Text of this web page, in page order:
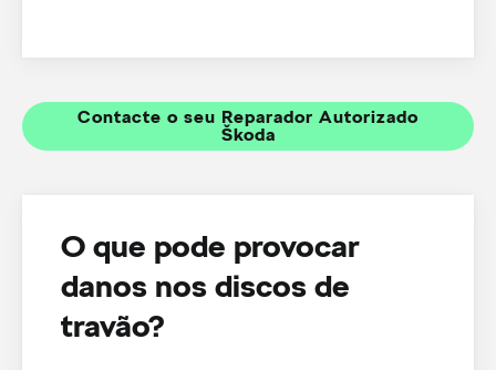
Contacte o seu Reparador Autorizado
Škoda
O que pode provocar
danos nos discos de
travão?